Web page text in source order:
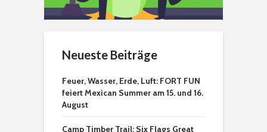
Neueste Beiträge
Feuer, Wasser, Erde, Luft: FORT FUN
feiert Mexican Summer am 15. und 16.
August
Camp Timber Trail: Six Flags Great